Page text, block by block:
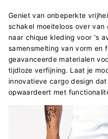
Geniet van onbeperkte
schakel moeiteloos over
naar chique kleding voor 's
samensmelting van vorm en
geavanceerde materialen
tijdloze verfijning. Laat je
innovatieve cargo design
opwaardeert met